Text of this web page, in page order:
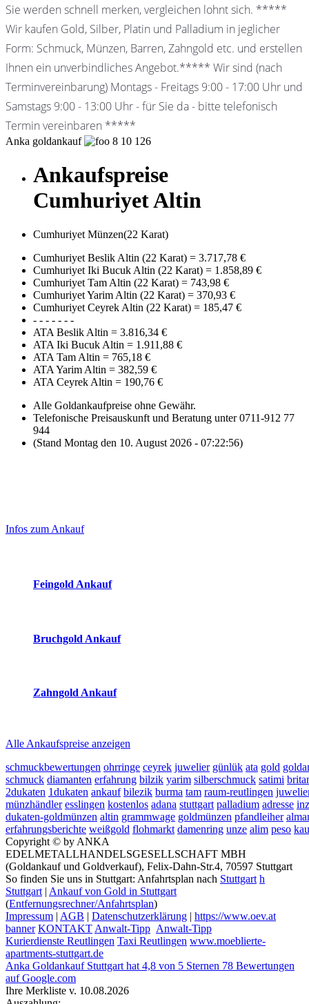
Sie werden schnell merken, vergleichen lohnt sich. *****
Wir kaufen Gold, Silber, Platin und Palladium in jeglicher
Form: Schmuck, Münzen, Barren, Zahngold etc. und erstellen
Ihnen ein unverbindliches Angebot.***** Wir sind (nach
Terminvereinbarung) Montags - Freitags 9:00 - 17:00 Uhr und
Samstags 9:00 - 13:00 Uhr - für Sie da - bitte telefonisch
Termin vereinbaren *****
Anka goldankauf 8 10 126
Ankaufspreise
Cumhuriyet Altin
Cumhuriyet Münzen(22 Karat)
Cumhuriyet Beslik Altin (22 Karat) = 3.717,78 €
Cumhuriyet Iki Bucuk Altin (22 Karat) = 1.858,89 €
Cumhuriyet Tam Altin (22 Karat) = 743,98 €
Cumhuriyet Yarim Altin (22 Karat) = 370,93 €
Cumhuriyet Ceyrek Altin (22 Karat) = 185,47 €
- - - - - - -
ATA Beslik Altin = 3.816,34 €
ATA Iki Bucuk Altin = 1.911,88 €
ATA Tam Altin = 765,18 €
ATA Yarim Altin = 382,59 €
ATA Ceyrek Altin = 190,76 €
Alle Goldankaufpreise ohne Gewähr.
Telefonische Preisauskunft und Beratung unter 0711-912 77
944
(Stand Montag den 10. August 2026 - 07:22:56)
Sidebar
Infos zum Ankauf
Feingold Ankauf
Bruchgold Ankauf
Zahngold Ankauf
Alle Ankaufspreise anzeigen
schmuckbewertungen ohrringe ceyrek juwelier günlük ata gold
schmuck diamanten erfahrung bilzik yarim silberschmuck satimi
2dukaten 1dukaten ankauf bilezik burma tam raum-reutlingen
münzhändler esslingen kostenlos adana stuttgart palladium adresse
dukaten-goldmünzen altin grammwage goldmünzen pfandleiher
erfahrungsberichte weißgold flohmarkt damenring unze alim peso
Copyright © by ANKA
EDELMETALLHANDELSGESELLSCHAFT MBH
(Goldankauf und Goldverkauf), Felix-Dahn-Str.4, 70597 Stuttgart
So finden Sie uns in Stuttgart: Anfahrtsplan nach Stuttgart h
Stuttgart | Ankauf von Gold in Stuttgart
(Entfernungsrechner/Anfahrtsplan)
Impressum | AGB | Datenschutzerklärung | https://www.oev.at
banner KONTAKT Anwalt-Tipp Anwalt-Tipp
Kurierdienste Reutlingen Taxi Reutlingen www.moeblierte-
apartments-stuttgart.de
Anka Goldankauf Stuttgart hat 4,8 von 5 Sternen 78 Bewertungen
auf Google.com
Ihre Merkliste v. 10.08.2026